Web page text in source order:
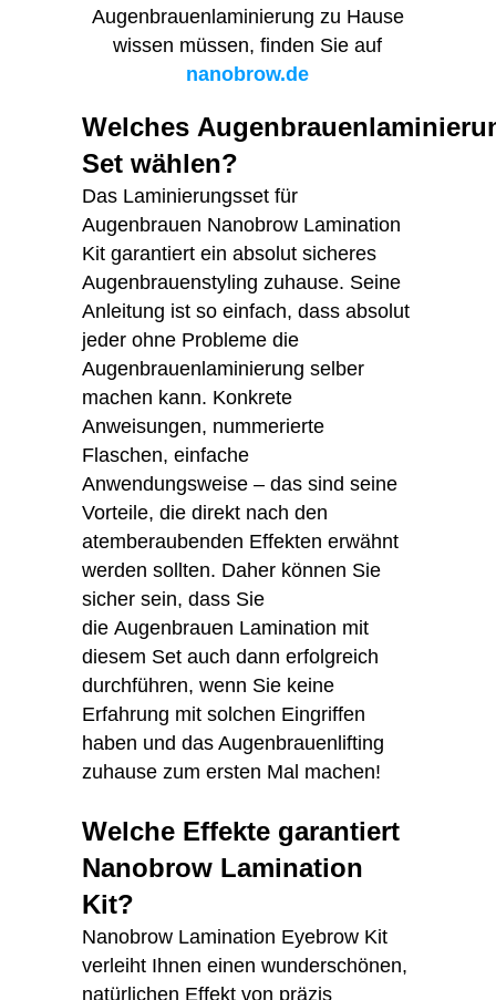
Augenbrauenlaminierung zu Hause
wissen müssen, finden Sie auf
nanobrow.de
Welches
Set wählen?
Das Laminierungsset für
Augenbrauen Nanobrow Lamination
Kit garantiert ein absolut sicheres
Augenbrauenstyling zuhause. Seine
Anleitung ist so einfach, dass absolut
jeder ohne Probleme die
Augenbrauenlaminierung selber
machen kann. Konkrete
Anweisungen, nummerierte
Flaschen, einfache
Anwendungsweise – das sind seine
Vorteile, die direkt nach den
atemberaubenden Effekten erwähnt
werden sollten. Daher können Sie
sicher sein, dass Sie
die Augenbrauen Lamination mit
diesem Set auch dann erfolgreich
durchführen, wenn Sie keine
Erfahrung mit solchen Eingriffen
haben und das Augenbrauenlifting
zuhause zum ersten Mal machen!
Welche Effekte garantiert
Nanobrow Lamination
Kit?
Nanobrow Lamination Eyebrow Kit
verleiht Ihnen einen wunderschönen,
natürlichen Effekt von präzis